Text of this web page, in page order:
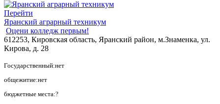
Перейти
Яранский аграрный техникум
Оцени колледж первым!
612253, Кировская область, Яранский район, м.Знаменка, ул.
Кирова, д. 28
Государственный:нет
общежитие:нет
бюджетные места:?